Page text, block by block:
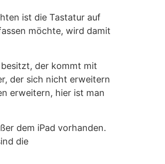
ist die Tastatur auf
möchte, wird damit
der kommt mit
der sich nicht erweitern
erweitern, hier ist man
dem iPad vorhanden.
die